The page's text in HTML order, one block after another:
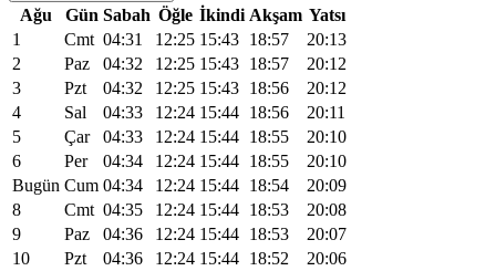
Ağu Gün Sabah Öğle İkindi Akşam Yatsı
1
Cmt 04:31 12:25 15:43 18:57
20:13
2
Paz 04:32 12:25 15:43 18:57
20:12
3
Pzt 04:32 12:25 15:43 18:56
20:12
4
Sal 04:33 12:24 15:44 18:56
20:11
5
Çar 04:33 12:24 15:44 18:55
20:10
6
Per 04:34 12:24 15:44 18:55
20:10
Bugün Cum 04:34 12:24 15:44 18:54
20:09
8
Cmt 04:35 12:24 15:44 18:53
20:08
9
Paz 04:36 12:24 15:44 18:53
20:07
10
Pzt 04:36 12:24 15:44 18:52
20:06